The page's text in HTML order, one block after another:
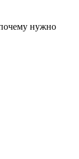
нужно